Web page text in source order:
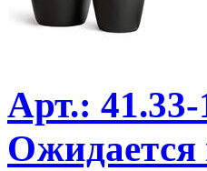
Арт.:
Ожидается